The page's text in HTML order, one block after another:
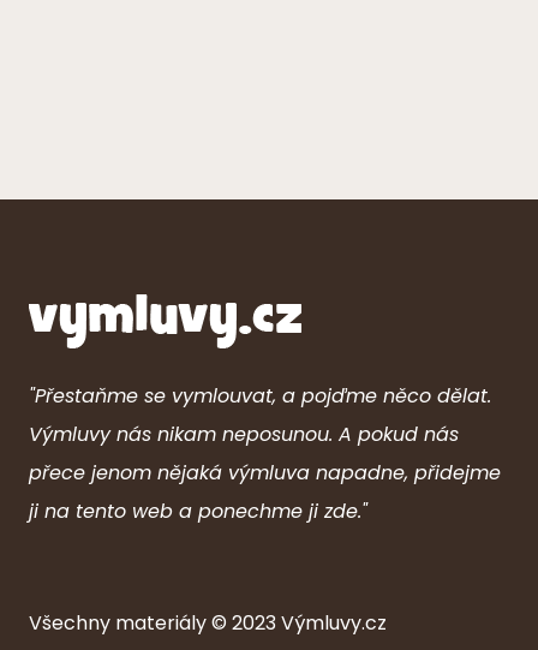
"Přestaňme se vymlouvat, a pojďme něco dělat.
Výmluvy nás nikam neposunou. A pokud nás
přece jenom nějaká výmluva napadne, přidejme
ji na tento web a ponechme ji zde."
Všechny materiály © 2023Výmluvy.cz